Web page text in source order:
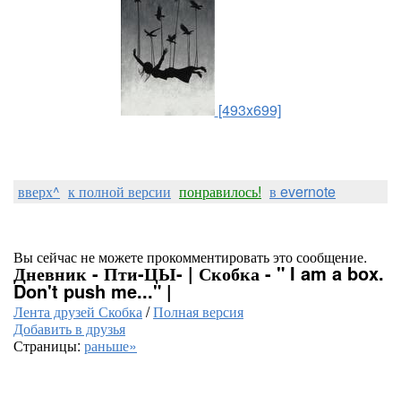
[493x699]
вверх^ к полной версии понравилось! в evernote
Вы сейчас не можете прокомментировать это сообщение.
Дневник - Пти-ЦЫ- | Скобка - " I am a box.
Don't push me..." |
Лента друзей Скобка/Полная версия
Добавить в друзья
Страницы: раньше»